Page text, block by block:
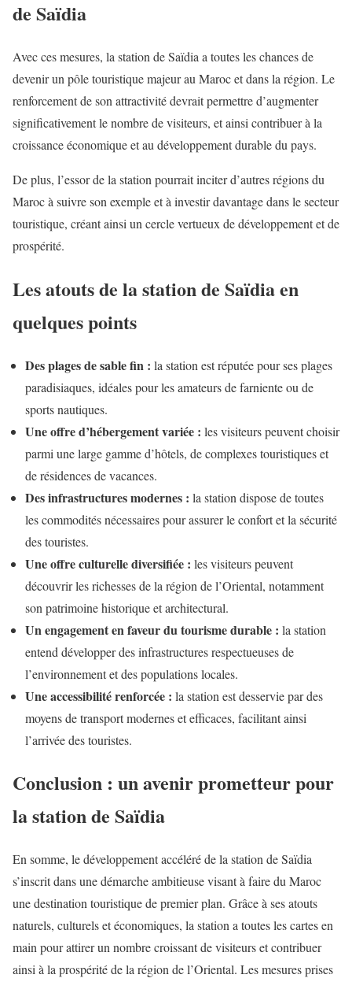
de Saïdia
Avec ces mesures, la station de Saïdia a toutes les chances de
devenir un pôle touristique majeur au Maroc et dans la région. Le
renforcement de son attractivité devrait permettre d’augmenter
significativement le nombre de visiteurs, et ainsi contribuer à la
croissance économique et au développement durable du pays.
De plus, l’essor de la station pourrait inciter d’autres régions du
Maroc à suivre son exemple et à investir davantage dans le secteur
touristique, créant ainsi un cercle vertueux de développement et de
prospérité.
Les atouts de la station de Saïdia en
quelques points
Des plages de sable fin : la station est réputée pour ses plages
paradisiaques, idéales pour les amateurs de farniente ou de
sports nautiques.
Une offre d’hébergement variée : les visiteurs peuvent choisir
parmi une large gamme d’hôtels, de complexes touristiques et
de résidences de vacances.
Des infrastructures modernes : la station dispose de toutes
les commodités nécessaires pour assurer le confort et la sécurité
des touristes.
Une offre culturelle diversifiée : les visiteurs peuvent
découvrir les richesses de la région de l’Oriental, notamment
son patrimoine historique et architectural.
Un engagement en faveur du tourisme durable : la station
entend développer des infrastructures respectueuses de
l’environnement et des populations locales.
Une accessibilité renforcée : la station est desservie par des
moyens de transport modernes et efficaces, facilitant ainsi
l’arrivée des touristes.
Conclusion : un avenir prometteur pour
la station de Saïdia
En somme, le développement accéléré de la station de Saïdia
s’inscrit dans une démarche ambitieuse visant à faire du Maroc
une destination touristique de premier plan. Grâce à ses atouts
naturels, culturels et économiques, la station a toutes les cartes en
main pour attirer un nombre croissant de visiteurs et contribuer
ainsi à la prospérité de la région de l’Oriental. Les mesures prises